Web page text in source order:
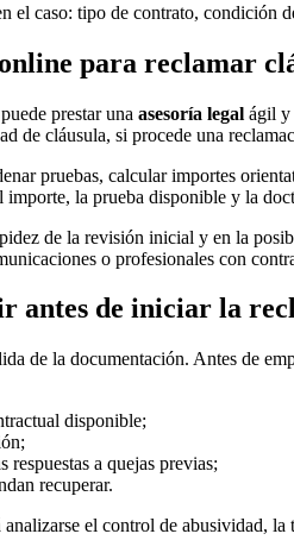
el caso: tipo de contrato, condición
para reclamar
puede prestar una asesoría legal ágil y
de cláusula, si procede una
pruebas, calcular importes
la prueba disponible y la
de la revisión inicial y en la
o profesionales con
antes de iniciar la
de la documentación. Antes de
disponible;
a quejas previas;
recuperar.
el control de abusividad,